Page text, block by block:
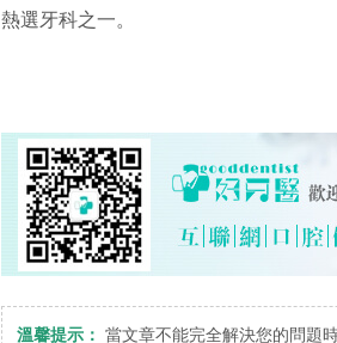
熱選牙科之一。
溫馨提示： 當文章不能完全解決您的問題